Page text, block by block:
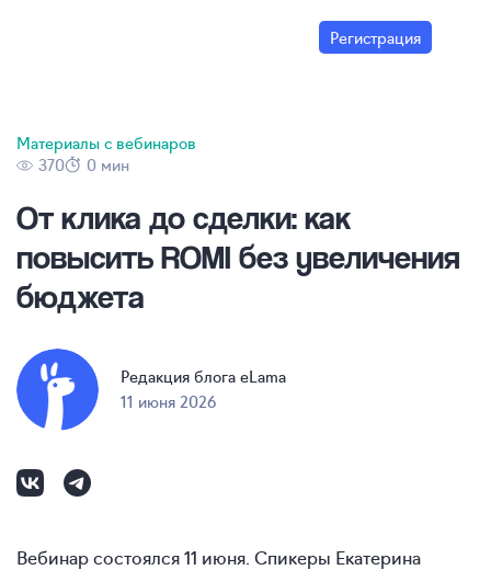
Регистрация
Материалы с вебинаров
370
0 мин
От клика до сделки: как
повысить ROMI без увеличения
бюджета
Редакция блога eLama
11 июня 2026
Вебинар состоялся 11 июня. Спикеры Екатерина